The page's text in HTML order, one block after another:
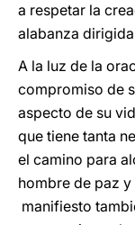
a respetar la
alabanza
A la luz de la
compromiso de
aspecto de su
que tiene tanta
el camino para
hombre de paz
manifiesto